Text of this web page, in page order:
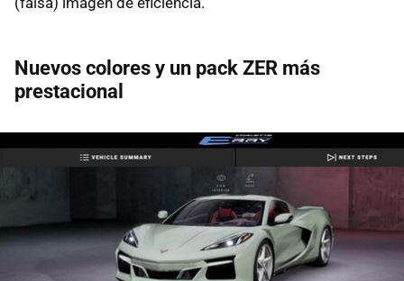
Nuevos colores y un pack ZER más
prestacional